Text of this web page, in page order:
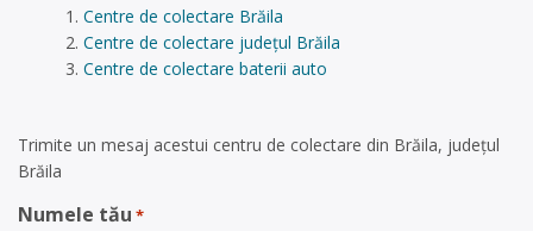
Centre de colectare Brăila
Centre de colectare județul Brăila
Centre de colectare baterii auto
Trimite un mesaj acestui centru de colectare din Brăila, județul
Brăila
Numele tău *